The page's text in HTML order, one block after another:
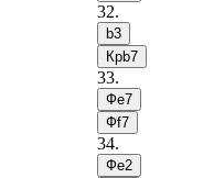
32.
b3
Крb7
33.
Фe7
Фf7
34.
Фe2